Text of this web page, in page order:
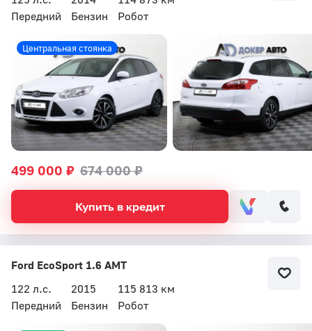
Передний
Бензин Робот
499 000 ₽ 674 000 ₽
Центральная стоянка
Купить в кредит
Ford EcoSport 1.6 AMT
122 л.с.
2015
115 813 км
Передний
Бензин Робот